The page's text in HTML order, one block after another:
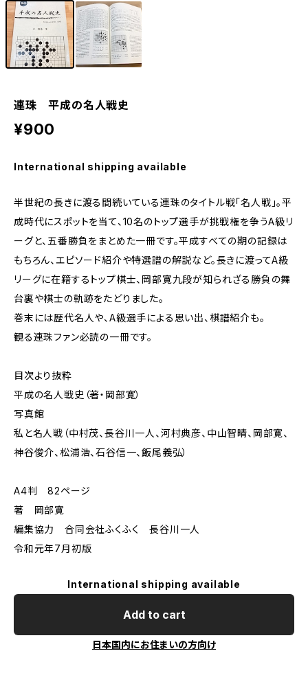
連珠 平成の名人戦史
¥900
International shipping available
半世紀の長きに渡る間続いている連珠のタイトル戦「名人戦」。平
成時代にスポットを当て、10名のトップ選手が挑戦権を争うA級リ
ーグと、五番勝負をまとめた一冊です。平成すべての期の記録は
もちろん、エピソード紹介や特選譜の解説など。長きに渡ってA級
リーグに在籍するトップ棋士、岡部寛九段が知られざる勝負の舞
台裏や棋士の軌跡をたどりました。
巻末には歴代名人や、A級選手による思い出、棋譜紹介も。
観る連珠ファン必読の一冊です。
目次より抜粋
平成の名人戦史（著・岡部寛）
写真館
私と名人戦（中村茂、長谷川一人、河村典彦、中山智晴、岡部寛、
神谷俊介、松浦浩、石谷信一、飯尾義弘）
A4判 82ページ
著 岡部寛
編集協力 合同会社ふくふく 長谷川一人
令和元年7月初版
International shipping available
Add to cart
日本国内にお住まいの方向け